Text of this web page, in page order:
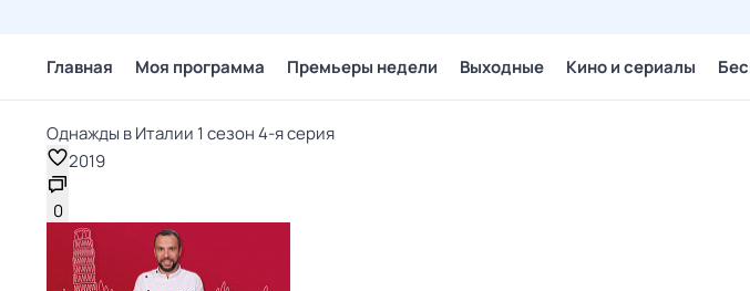
Главная Моя программа Премьеры недели Выходные Кино и сериалы
Однажды в Италии 1 сезон 4-я серия
2019
0